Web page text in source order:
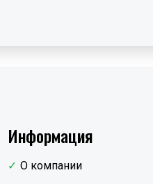
Информация
О компании